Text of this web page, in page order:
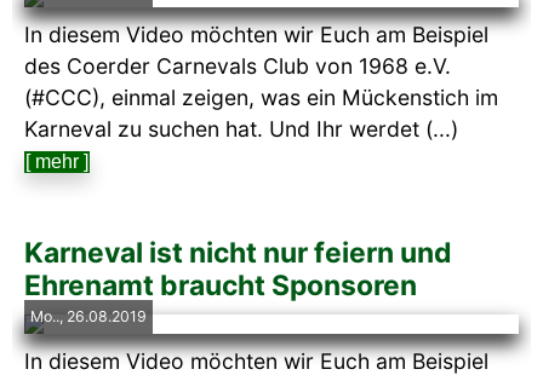
Impressum
In diesem Video möchten wir Euch am Beispiel
des Coerder Carnevals Club von 1968 e.V.
(#CCC), einmal zeigen, was ein Mückenstich im
Karneval zu suchen hat. Und Ihr werdet (...)
[ mehr ]
Karneval ist nicht nur feiern und
Ehrenamt braucht Sponsoren
Mo.., 26.08.2019
In diesem Video möchten wir Euch am Beispiel